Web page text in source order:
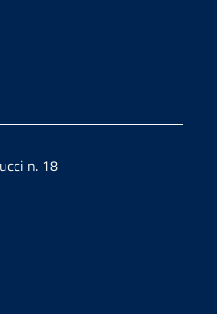
n. 18